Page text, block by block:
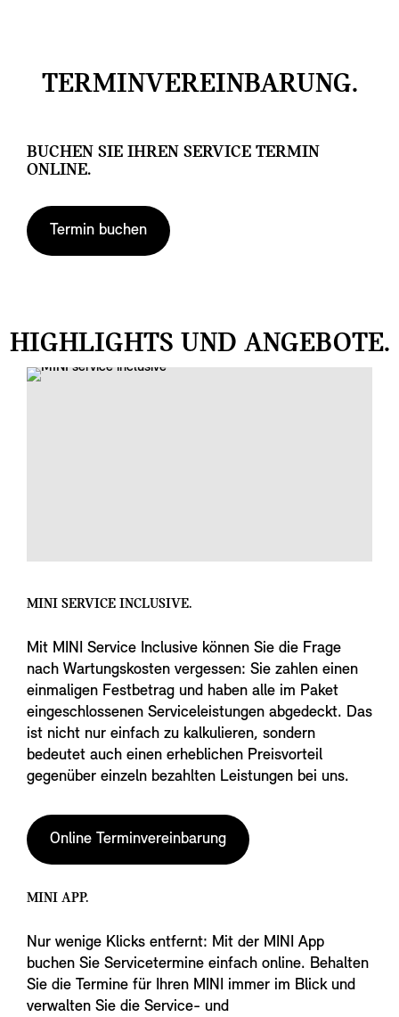
TERMINVEREINBARUNG.
BUCHEN SIE IHREN SERVICE TERMIN
ONLINE.
Termin buchen
HIGHLIGHTS UND ANGEBOTE.
MINI SERVICE INCLUSIVE.
Mit MINI Service Inclusive können Sie die Frage
nach Wartungskosten vergessen: Sie zahlen einen
einmaligen Festbetrag und haben alle im Paket
eingeschlossenen Serviceleistungen abgedeckt. Das
ist nicht nur einfach zu kalkulieren, sondern
bedeutet auch einen erheblichen Preisvorteil
gegenüber einzeln bezahlten Leistungen bei uns.
Online Terminvereinbarung
MINI APP.
Nur wenige Klicks entfernt: Mit der MINI App
buchen Sie Servicetermine einfach online. Behalten
Sie die Termine für Ihren MINI immer im Blick und
verwalten Sie die Service- und